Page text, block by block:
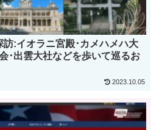
:イオラニ宮殿･カメハメハ大
･出雲大社などを歩いて巡るお
2023.10.05